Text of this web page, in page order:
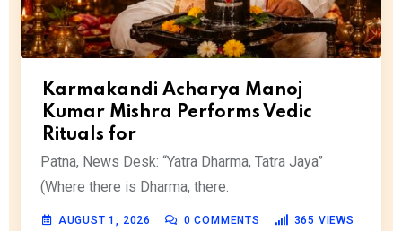
Karmakandi Acharya Manoj
Kumar Mishra Performs Vedic
Rituals for
Patna, News Desk: “Yatra Dharma, Tatra Jaya”
(Where there is Dharma, there.
AUGUST 1, 2026 0 COMMENTS 365 VIEWS